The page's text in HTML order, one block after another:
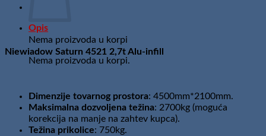
Nema proizvoda u korpi
Nema proizvoda u korpi.
infill
količina
Opis
Niewiadow Saturn 4521 2,7t Alu-infill
Dimenzije tovarnog prostora: 4500mm*2100mm.
Maksimalna dozvoljena težina: 2700kg (moguća
korekcija na manje na zahtev kupca).
Težina prikolice: 750kg.